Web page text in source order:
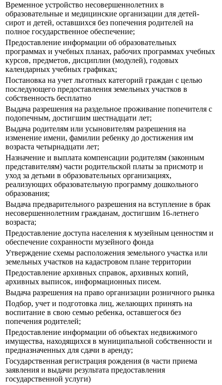
Временное устройство несовершеннолетних в
образовательные и медицинские организации для детей-
сирот и детей, оставшихся без попечения родителей на
полное государственное обеспечение;
Предоставление информации об образовательных
программах и учебных планах, рабочих программах учебных
курсов, предметов, дисциплин (модулей), годовых
календарных учебных графиках;
Постановка на учет льготных категорий граждан с целью
последующего предоставления земельных участков в
собственность бесплатно
Выдача разрешения на раздельное проживание попечителя с
подопечным, достигшим шестнадцати лет;
Выдача родителям или усыновителям разрешения на
изменение имени, фамилии ребенку до достижения им
возраста четырнадцати лет;
Назначение и выплата компенсации родителям (законным
представителям) части родительской платы за присмотр и
уход за детьми в образовательных организациях,
реализующих образовательную программу дошкольного
образования;
Выдача предварительного разрешения на вступление в брак
несовершеннолетним гражданам, достигшим 16-летнего
возраста;
Предоставление доступа населения к музейным ценностям и
обеспечение сохранности музейного фонда
Утверждение схемы расположения земельного участка или
земельных участков на кадастровом плане территории
Предоставление архивных справок, архивных копий,
архивных выписок, информационных писем.
Выдача разрешения на право организации розничного рынка
Подбор, учет и подготовка лиц, желающих принять на
воспитание в свою семью ребенка, оставшегося без
попечения родителей;
Предоставление информации об объектах недвижимого
имущества, находящихся в муниципальной собственности и
предназначенных для сдачи в аренду;
Государственная регистрация рождения (в части приема
заявления и выдачи результата предоставления
государственной услуги)